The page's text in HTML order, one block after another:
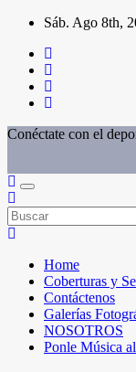
Saltar
contenido
Sáb. Ago 8th,
Conéctate con el
Home
Coberturas y
Contáctenos
Galerías
NOSOTROS
Ponle Música